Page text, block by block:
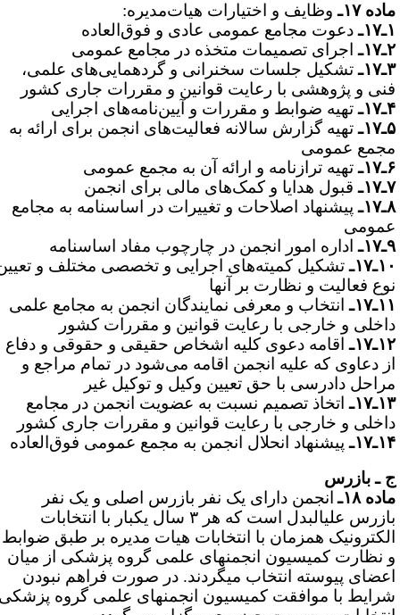
۱۷ـ
وظایف و اختیارات هیات‌مدیره:
دعوت مجامع عمومی عادی و فوق‌العاده
اجرای تصمیمات متخذه در مجامع عمومی
تشکیل جلسات سخنرانی و گردهمایی‌های علمی،
و پژوهشی با رعایت قوانین و مقررات جاری کشور
تهیه ضوابط و مقررات و آیین‌نامه‌های اجرایی
تهیه گزارش سالانه فعالیت‌های انجمن برای ارائه به
عمومی
تهیه ترازنامه و ارائه آن به مجمع عمومی
قبول هدایا و کمک‌های مالی برای انجمن
پیشنهاد اصلاحات و تغییرات در اساسنامه به مجامع
اداره امور انجمن در چارچوب مفاد اساسنامه
تشکیل کمیته‌های اجرایی و تخصصی مختلف و تعیین
فعالیت و نظارت بر آنها
انتخاب و معرفی نمایندگان انجمن به مجامع علمی
و خارجی با رعایت قوانین و مقررات کشور
اقامه دعوی کلیه اشخاص حقیقی و حقوقی و دفاع
دعاوی که علیه انجمن اقامه می‌شود در تمام مراجع و
دادرسی با حق تعیین وکیل و توکیل غیر
اتخاذ تصمیم نسبت به عضویت انجمن در مجامع
و خارجی با رعایت قوانین و مقررات جاری کشور
پیشنهاد انحلال انجمن به مجمع عمومی فوق‌العاده
ـ بازرس
۱۸ـ
انجمن دارای یک نفر بازرس اصلی و یک نفر
بازرس علی­البدل است که هر ۳ سال یکبار با انتخابات
همزمان با انتخابات هیات مدیره بر طبق ضوابط
نظارت کمیسیون انجمن­های علمی گروه پزشکی از میان
پیوسته انتخاب می­گردند. در صورت فراهم نبودن
با موافقت کمیسیون انجمن­های علمی گروه پزشکی